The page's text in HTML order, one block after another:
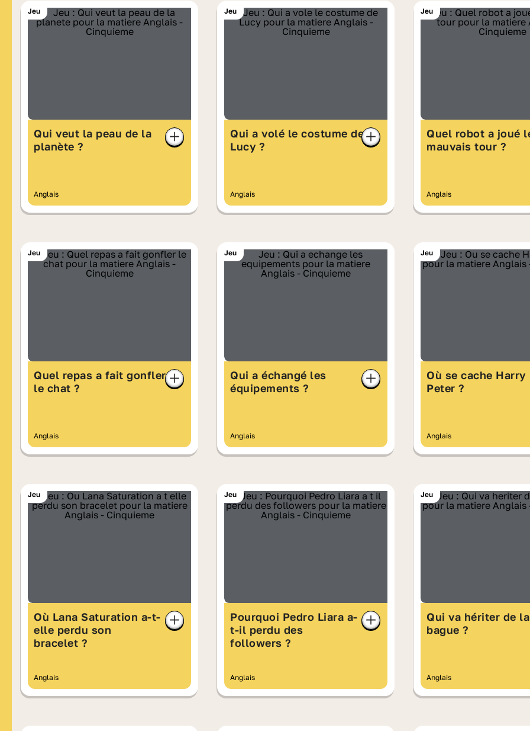
Jeu
Qui veut la peau de la
planète ?
Anglais
Jeu
Qui a volé le costume de
Lucy ?
Anglais
Jeu
Quel robot a joué
mauvais tour ?
Anglais
Jeu
Quel repas a fait gonfler
le chat ?
Anglais
Jeu
Qui a échangé les
équipements ?
Anglais
Jeu
Où se cache Harry
Peter ?
Anglais
Jeu
Où Lana Saturation a-t-
elle perdu son
bracelet ?
Anglais
Jeu
Pourquoi Pedro Liara a-
t-il perdu des
followers ?
Anglais
Jeu
Qui va hériter de la
bague ?
Anglais